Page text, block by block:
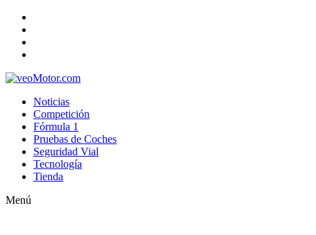
Noticias
Competición
Fórmula 1
Pruebas de Coches
Seguridad Vial
Tecnología
Tienda
Menú